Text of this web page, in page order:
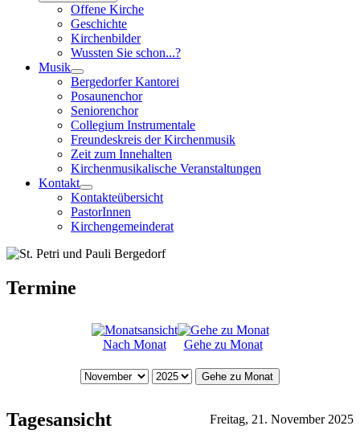
Offene Kirche
Geschichte
Kirchenbilder
Wussten Sie schon...?
Musik
Bergedorfer Kantorei
Posaunenchor
Seniorenchor
Collegium Instrumentale
Freundeskreis der Kirchenmusik
Zeit zum Innehalten
Kirchenmusikalische Veranstaltungen
Kontakt
Kontakteübersicht
PastorInnen
Kirchengemeinderat
Termine
Nach Monat Gehe zu Monat
Gehe zu Monat
Tagesansicht Freitag, 21. November 2025